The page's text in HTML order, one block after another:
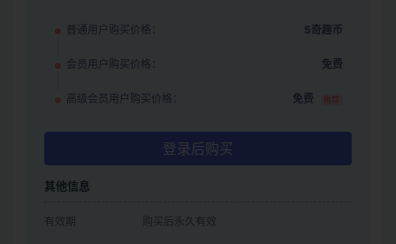
普通用户购买价格： 5奇趣币
会员用户购买价格： 免费
高级会员用户购买价格： 免费 推荐
登录后购买
其他信息
有效期 购买后永久有效